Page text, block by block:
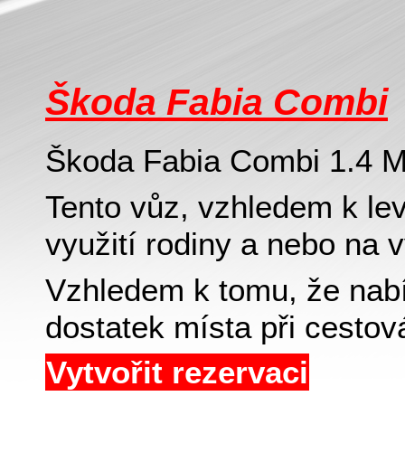
Škoda Fabia Combi
Škoda Fabia Combi 1.4
Tento vůz, vzhledem k
využití rodiny a nebo na
Vzhledem k tomu, že
dostatek místa při
Vytvořit rezervaci